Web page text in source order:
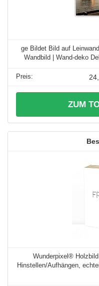
ge Bildet Bild auf
Wandbild | Wand-deko
ZUM
Wunderpixel®
Hinstellen/Aufhängen,